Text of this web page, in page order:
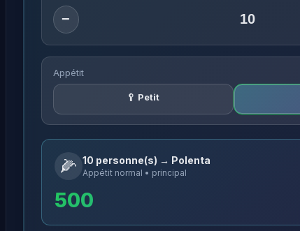
−
Appétit
🥄 Petit
🌽 10 personne(s) → Polenta
Appétit normal • principal
500